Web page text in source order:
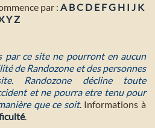
par : A BC D E FG H I J K
YZ
par ce site ne pourront en aucun
de Randozone et des personnes
Randozone décline toute
et ne pourra etre tenu pour
que ce soit. Informations à
.